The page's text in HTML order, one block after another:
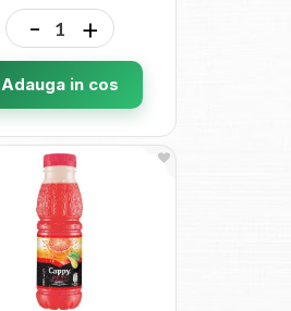
- +
Adauga in cos